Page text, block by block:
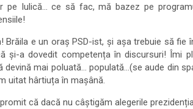
Iulică… ce să fac, mă bazez pe
Brăila e un oraș PSD-ist, și așa trebuie să fie
și-a dovedit competența în discursuri! Îmi
devină mai poluată… populată…(se aude din
uitat hârtiuța în mașână.
că dacă nu câștigăm alegerile